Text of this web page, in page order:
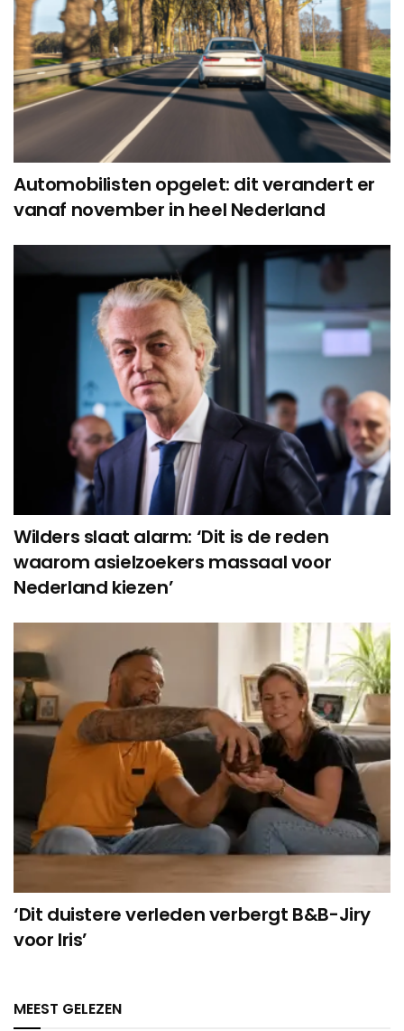
Automobilisten opgelet: dit verandert er
vanaf november in heel Nederland
Wilders slaat alarm: ‘Dit is de reden
waarom asielzoekers massaal voor
Nederland kiezen’
‘Dit duistere verleden verbergt B&B-Jiry
voor Iris’
MEEST GELEZEN